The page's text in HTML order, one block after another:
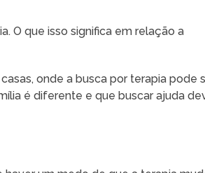
O que isso significa em relação a
onde a busca por terapia pode
é diferente e que buscar ajuda